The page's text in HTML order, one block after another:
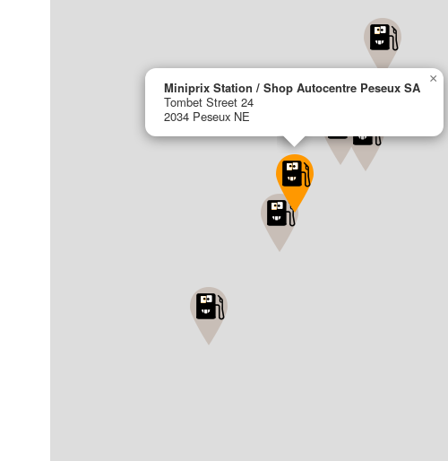
Miniprix Station / Shop Autocentre Peseux SA
Tombet Street 24
2034 Peseux NE
×